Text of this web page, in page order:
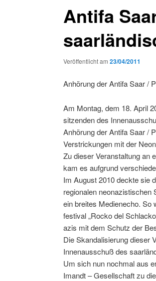
Antifa
Veröffentlicht am 23/04/2011
Anhörung der Antifa Saar /
Am Mon­tag, dem 18. April
sitzen­den des
Anhörung der Antifa Saar /
Ver­strick­un­gen mit der
Zu dieser Ver­anstal­tung an
kam es auf­grund
Im August 2010 deck­te sie
regionalen neon­azis­tis­chen
ein bre­ites Medi­ene­cho.
fes­ti­val „Rocko del
azis mit dem Schutz der
Die Skan­dal­isierung dieser
Innenauss­chuß des
Um sich nun nochmal aus
Imandt – Gesellschaft zu